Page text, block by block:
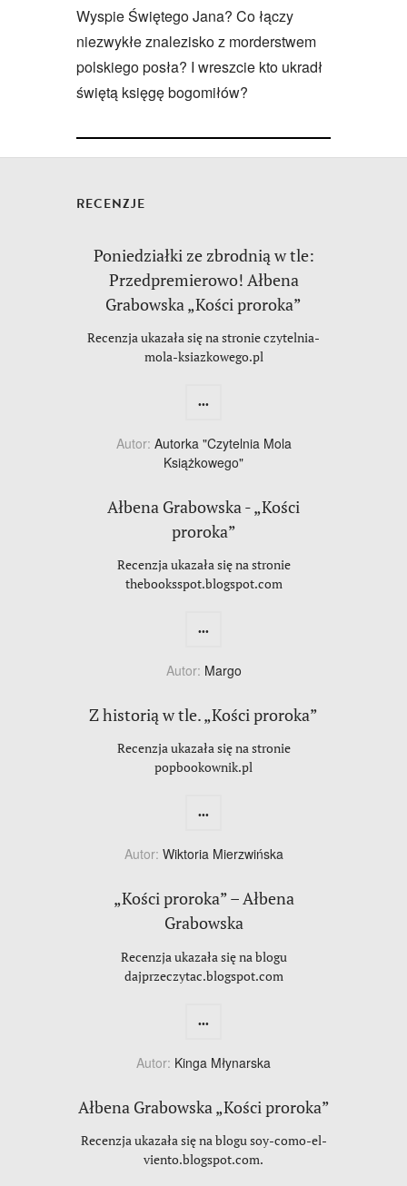
Wyspie Świętego Jana? Co łączy
niezwykłe znalezisko z morderstwem
polskiego posła? I wreszcie kto ukradł
świętą księgę bogomiłów?
RECENZJE
Poniedziałki ze zbrodnią w tle:
Przedpremierowo! Ałbena
Grabowska „Kości proroka”
Recenzja ukazała się na stronie czytelnia-
mola-ksiazkowego.pl
...
Autor: Autorka "Czytelnia Mola
Książkowego"
Ałbena Grabowska - „Kości
proroka”
Recenzja ukazała się na stronie
thebooksspot.blogspot.com
...
Autor: Margo
Z historią w tle. „Kości proroka”
Recenzja ukazała się na stronie
popbookownik.pl
...
Autor: Wiktoria Mierzwińska
„Kości proroka” – Ałbena
Grabowska
Recenzja ukazała się na blogu
dajprzeczytac.blogspot.com
...
Autor: Kinga Młynarska
Ałbena Grabowska „Kości proroka”
Recenzja ukazała się na blogu soy-como-el-
viento.blogspot.com.